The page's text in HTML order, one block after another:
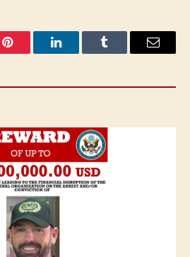
Pinterest LinkedInTumblr Email